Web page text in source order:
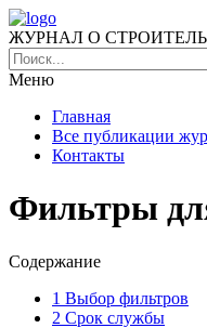
ЖУРНАЛ О
Меню
Главная
Все публикации
Контакты
Фильтры
Содержание
1 Выбор фильтров
2 Срок службы